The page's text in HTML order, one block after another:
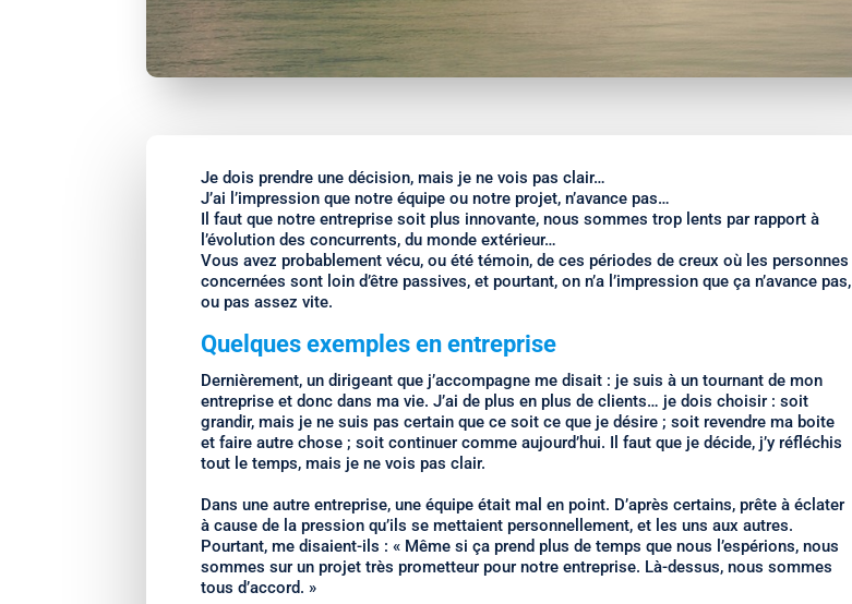
Je dois prendre une décision, mais je ne vois pas clair…
J’ai l’impression que notre équipe ou notre projet, n’avance pas…
Il faut que notre entreprise soit plus innovante, nous sommes trop lents par rapport à
l’évolution des concurrents, du monde extérieur…
Vous avez probablement vécu, ou été témoin, de ces périodes de creux où les personnes
concernées sont loin d’être passives, et pourtant, on n’a l’impression que ça n’avance pas,
ou pas assez vite.
Quelques exemples en entreprise
Dernièrement, un dirigeant que j’accompagne me disait : je suis à un tournant de mon
entreprise et donc dans ma vie. J’ai de plus en plus de clients… je dois choisir : soit
grandir, mais je ne suis pas certain que ce soit ce que je désire ; soit revendre ma boite
et faire autre chose ; soit continuer comme aujourd’hui. Il faut que je décide, j’y réfléchis
tout le temps, mais je ne vois pas clair.
Dans une autre entreprise, une équipe était mal en point. D’après certains, prête à éclater
à cause de la pression qu’ils se mettaient personnellement, et les uns aux autres.
Pourtant, me disaient-ils : « Même si ça prend plus de temps que nous l’espérions, nous
sommes sur un projet très prometteur pour notre entreprise. Là-dessus, nous sommes
tous d’accord. »